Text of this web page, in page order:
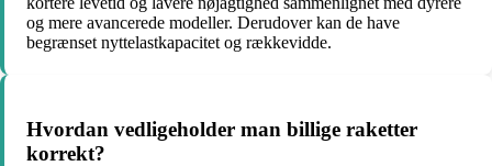
og mere avancerede modeller. Derudover kan de have
begrænset nyttelastkapacitet og rækkevidde.
Hvordan vedligeholder man billige raketter
korrekt?